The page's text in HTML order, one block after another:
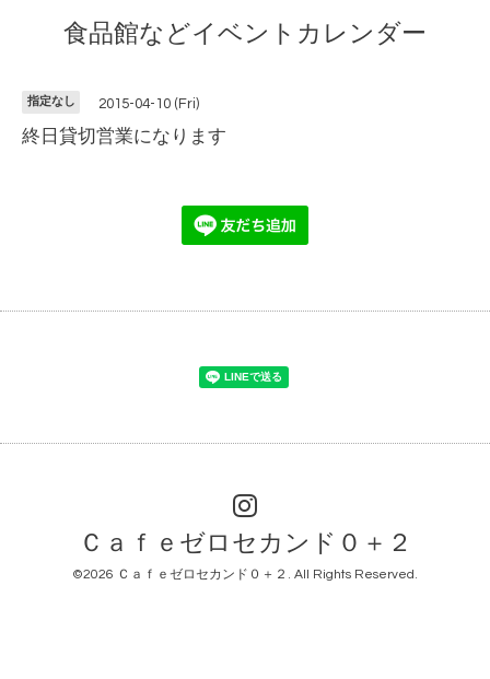
食品館などイベントカレンダー
指定なし 2015-04-10 (Fri)
終日貸切営業になります
Ｃａｆｅゼロセカンド０＋２
©2026 Ｃａｆｅゼロセカンド０＋２ . All Rights Reserved.